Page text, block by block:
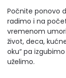
Počnite ponovo
radimo i na
vremenom
život, deca,
oku“ pa
uželimo.